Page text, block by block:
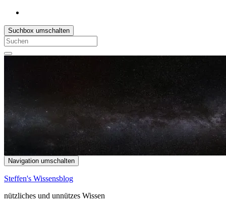
Suchbox umschalten
Search
for:
Navigation umschalten
Steffen's Wissensblog
nützliches und unnützes Wissen